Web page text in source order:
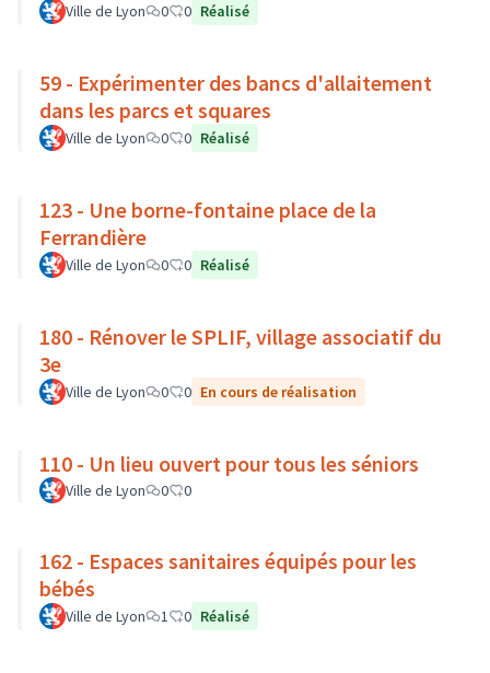
Ville de Lyon 0 0 Réalisé
59 - Expérimenter des bancs d'allaitement
dans les parcs et squares
Ville de Lyon 0 0 Réalisé
123 - Une borne-fontaine place de la
Ferrandière
Ville de Lyon 0 0 Réalisé
180 - Rénover le SPLIF, village associatif du
3e
Ville de Lyon 0 0 En cours de réalisation
110 - Un lieu ouvert pour tous les séniors
Ville de Lyon 0 0
162 - Espaces sanitaires équipés pour les
bébés
Ville de Lyon 1 0 Réalisé